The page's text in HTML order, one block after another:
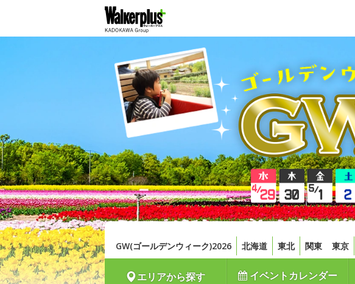
GW(ゴールデンウィーク)2026 北海道 東北 関東 東京
エリアから探す イベントカレンダー